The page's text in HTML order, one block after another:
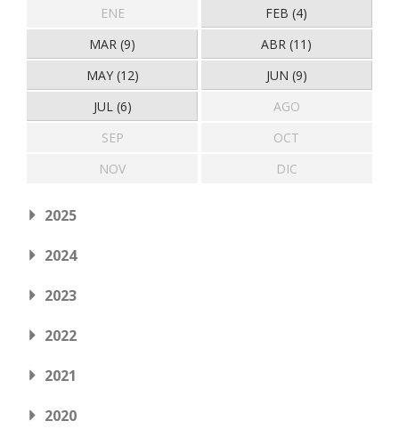
ENE
FEB (4)
MAR (9)
ABR (11)
MAY (12)
JUN (9)
JUL (6)
AGO
SEP
OCT
NOV
DIC
2025
2024
2023
2022
2021
2020